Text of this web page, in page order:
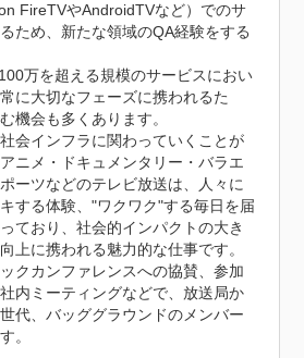
FireTVやAndroidTVなど）でのサ
ため、新たな領域のQA経験をする
万を超える規模のサービスにおい
に大切なフェーズに携われるた
機会も多くあります。
会インフラに関わっていくことが
ニメ・ドキュメンタリー・バラエ
ーツなどのテレビ放送は、人々に
する体験、"ワクワク"する毎日を届
ており、社会的インパクトの大き
上に携われる魅力的な仕事です。
クカンファレンスへの協賛、参加
内ミーティングなどで、放送局か
代、バッググラウンドのメンバー
。